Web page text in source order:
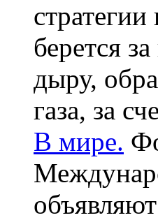
берется
дыру,
газа, за
В мире.